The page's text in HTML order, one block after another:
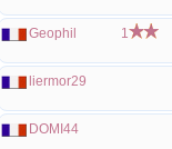
Geophil 1
liermor29
DOMI44